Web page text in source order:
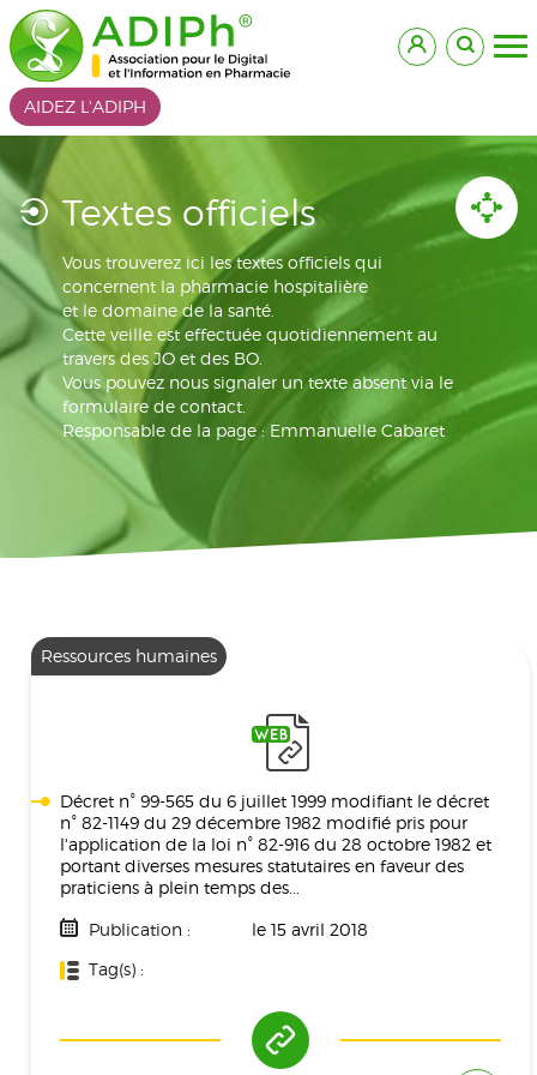
AIDEZ L'ADIPH
Textes officiels
Vous trouverez ici les textes officiels qui
concernent la pharmacie hospitalière
et le domaine de la santé.
Cette veille est effectuée quotidiennement au
travers des JO et des BO.
Vous pouvez nous signaler un texte absent via le
formulaire de contact.
Responsable de la page : Emmanuelle Cabaret
Ressources humaines
Décret n° 99-565 du 6 juillet 1999 modifiant le décret
n° 82-1149 du 29 décembre 1982 modifié pris pour
l'application de la loi n° 82-916 du 28 octobre 1982 et
portant diverses mesures statutaires en faveur des
praticiens à plein temps des...
Publication :
le 15 avril 2018
Tag(s) :